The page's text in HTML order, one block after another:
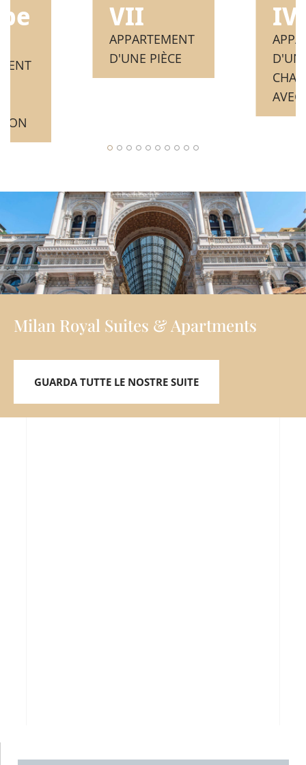
VII
APPARTEMENT
D'UNE PIÈCE
IV
Milan Royal Suites & Apartments
GUARDA TUTTE LE NOSTRE SUITE